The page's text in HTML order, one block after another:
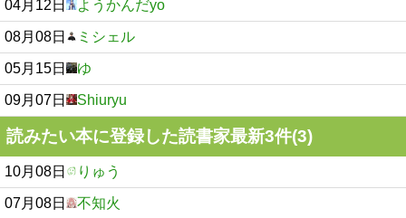
04月12日 ようかんだyo
08月08日 ミシェル
05月15日 ゆ
09月07日 Shiuryu
読みたい本に登録した読書家最新3件(3)
10月08日 りゅう
07月08日 不知火